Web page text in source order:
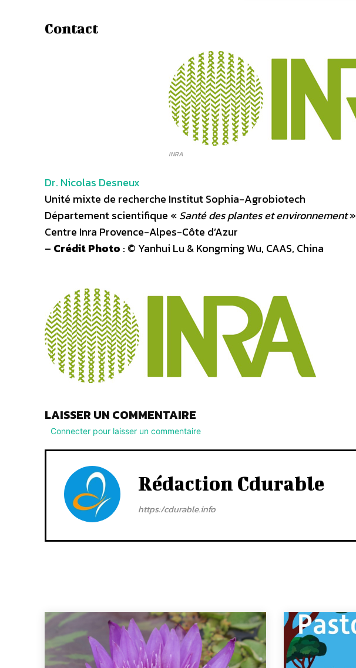
Contact
INRA
Dr. Nicolas Desneux
Unité mixte de recherche Institut Sophia-Agrobiotech
Département scientifique «Santé des plantes et environnement»
Centre Inra Provence-Alpes-Côte d’Azur
– Crédit Photo : © Yanhui Lu & Kongming Wu, CAAS, China
LAISSER UN COMMENTAIRE
Connecter pour laisser un commentaire
Rédaction Cdurable
https:/cdurable.info